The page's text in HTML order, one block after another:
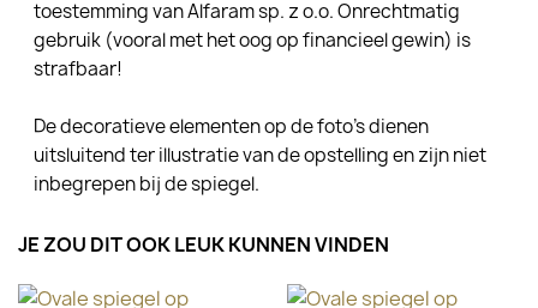
toestemming van Alfaram sp. z o.o. Onrechtmatig
gebruik (vooral met het oog op financieel gewin) is
strafbaar!
De decoratieve elementen op de foto's dienen
uitsluitend ter illustratie van de opstelling en zijn niet
inbegrepen bij de spiegel.
JE ZOU DIT OOK LEUK KUNNEN VINDEN